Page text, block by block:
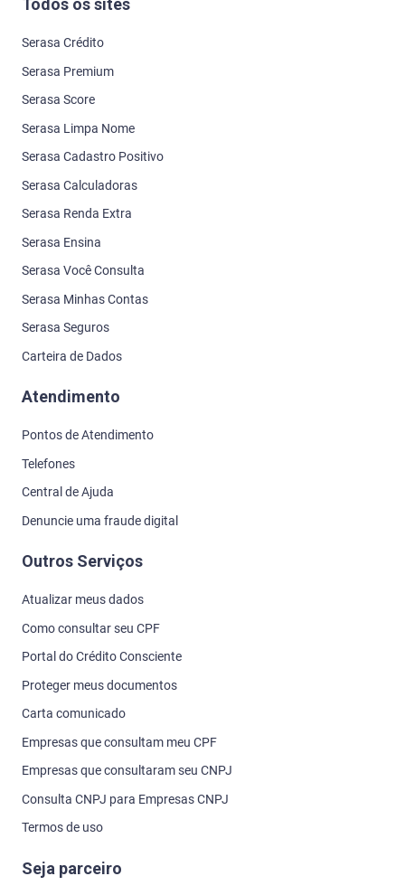
Todos os sites
Serasa Crédito
Serasa Premium
Serasa Score
Serasa Limpa Nome
Serasa Cadastro Positivo
Serasa Calculadoras
Serasa Renda Extra
Serasa Ensina
Serasa Você Consulta
Serasa Minhas Contas
Serasa Seguros
Carteira de Dados
Atendimento
Pontos de Atendimento
Telefones
Central de Ajuda
Denuncie uma fraude digital
Outros Serviços
Atualizar meus dados
Como consultar seu CPF
Portal do Crédito Consciente
Proteger meus documentos
Carta comunicado
Empresas que consultam meu CPF
Empresas que consultaram seu CNPJ
Consulta CNPJ para Empresas CNPJ
Termos de uso
Seja parceiro